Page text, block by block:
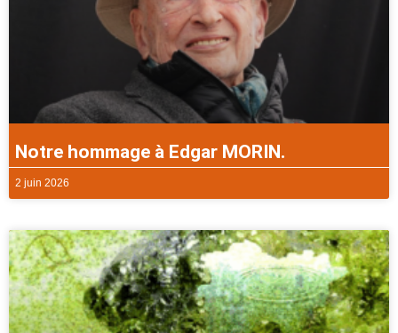
Notre hommage à Edgar MORIN.
2 juin 2026